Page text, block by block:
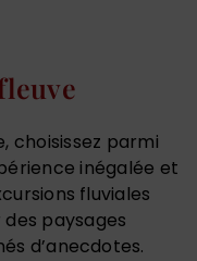
choisissez parmi
inégalée et
fluviales
paysages
d’anecdotes.